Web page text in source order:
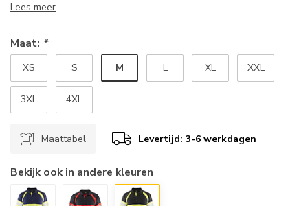
Lees meer
Maat: *
XS S M L XL XXL
3XL 4XL
Maattabel Levertijd: 3-6 werkdagen
Bekijk ook in andere kleuren